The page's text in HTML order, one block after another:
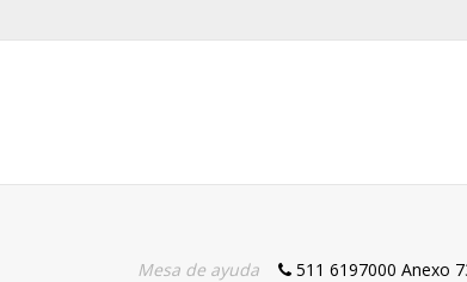
Mesa de ayuda Teléfono
511 6197000 Anexo